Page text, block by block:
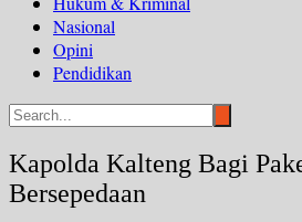
Nasional
Opini
Pendidikan
Kapolda Kalteng Bagi
Bersepedaan